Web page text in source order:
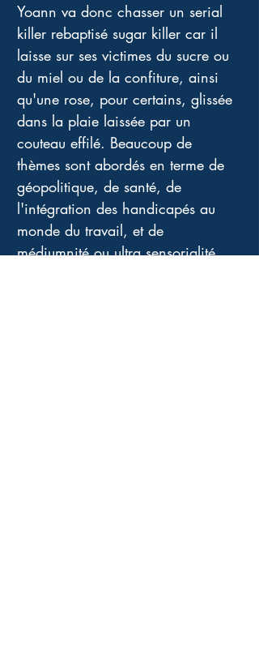
Yoann va donc chasser un serial
killer rebaptisé sugar killer car il
laisse sur ses victimes du sucre ou
du miel ou de la confiture, ainsi
qu'une rose, pour certains, glissée
dans la plaie laissée par un
couteau effilé. Beaucoup de
thèmes sont abordés en terme de
géopolitique, de santé, de
l'intégration des handicapés au
monde du travail, et de
médiumnité ou ultra sensorialité.